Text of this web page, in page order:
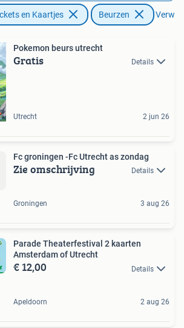
en Kaartjes Beurzen
Pokemon beurs utrecht
Gratis Details
Utrecht 2 jun 26
Fc groningen -Fc Utrecht as zondag
Zie omschrijving Details
Groningen 3 aug 26
Parade Theaterfestival 2 kaarten
Amsterdam of Utrecht
€ 12,00 Details
Apeldoorn 2 aug 26